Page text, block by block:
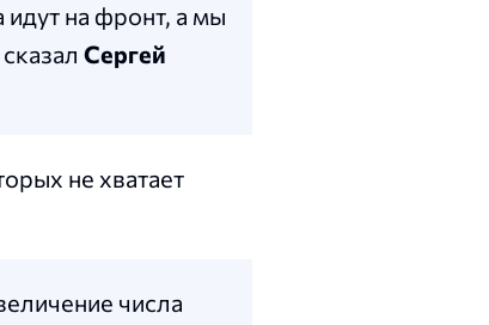
идут на фронт, а мы
Сергей
не хватает
числа